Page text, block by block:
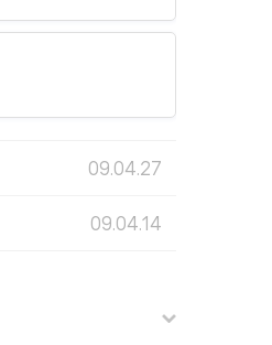
09.04.27
09.04.14